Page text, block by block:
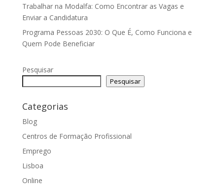
Trabalhar na Modalfa: Como Encontrar as Vagas e
Enviar a Candidatura
Programa Pessoas 2030: O Que É, Como Funciona e
Quem Pode Beneficiar
Pesquisar
Pesquisar
Categorias
Blog
Centros de Formação Profissional
Emprego
Lisboa
Online